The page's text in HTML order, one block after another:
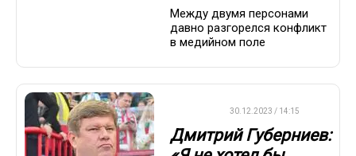
Между двумя персонами
давно разгорелся конфликт
в медийном поле
30.12.2023 / 14:15
Дмитрий Губерниев: